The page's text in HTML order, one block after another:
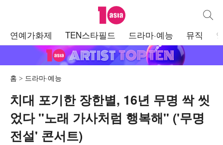
텐아시아 통합
연예가화제 TEN스타필드 드라마·예능 뮤직
홈 드라마·예능
치대 포기한 장한별, 16년 무명 싹 씻
었다 "노래 가사처럼 행복해" ('무명
전설' 콘서트)